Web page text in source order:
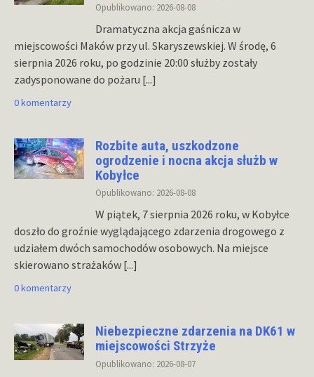
Opublikowano: 2026-08-08
Dramatyczna akcja gaśnicza w
miejscowości Maków przy ul. Skaryszewskiej. W środę, 6
sierpnia 2026 roku, po godzinie 20:00 służby zostały
zadysponowane do pożaru [...]
0 komentarzy
Rozbite auta, uszkodzone
ogrodzenie i nocna akcja służb w
Kobyłce
Opublikowano: 2026-08-08
W piątek, 7 sierpnia 2026 roku, w Kobyłce
doszło do groźnie wyglądającego zdarzenia drogowego z
udziałem dwóch samochodów osobowych. Na miejsce
skierowano strażaków [...]
0 komentarzy
Niebezpieczne zdarzenia na DK61 w
miejscowości Strzyże
Opublikowano: 2026-08-07